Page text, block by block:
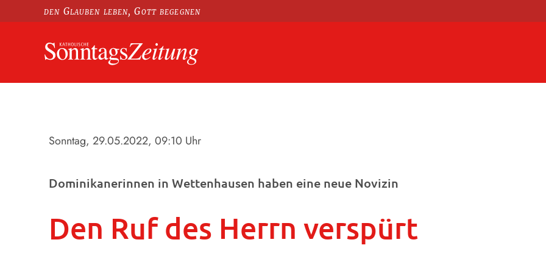
den Glauben leben, Gott begegnen
Sonntag, 29.05.2022, 09:10 Uhr
Dominikanerinnen in Wettenhausen haben eine neue Novizin
Den Ruf des Herrn verspürt